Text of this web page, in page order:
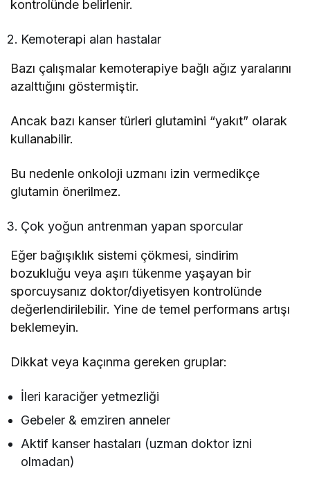
kontrolünde belirlenir.
Kemoterapi alan hastalar
Bazı çalışmalar kemoterapiye bağlı ağız yaralarını
azalttığını göstermiştir.
Ancak bazı kanser türleri glutamini “yakıt” olarak
kullanabilir.
Bu nedenle onkoloji uzmanı izin vermedikçe
glutamin önerilmez.
Çok yoğun antrenman yapan sporcular
Eğer bağışıklık sistemi çökmesi, sindirim
bozukluğu veya aşırı tükenme yaşayan bir
sporcuysanız doktor/diyetisyen kontrolünde
değerlendirilebilir. Yine de temel performans artışı
beklemeyin.
Dikkat veya kaçınma gereken gruplar:
İleri karaciğer yetmezliği
Gebeler & emziren anneler
Aktif kanser hastaları (uzman doktor izni
olmadan)